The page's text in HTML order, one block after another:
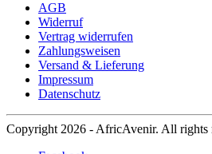
AGB
Widerruf
Vertrag widerrufen
Zahlungsweisen
Versand & Lieferung
Impressum
Datenschutz
Copyright 2026 - AfricAvenir. All rights